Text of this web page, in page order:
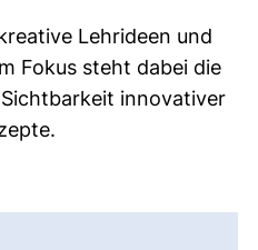
Link, öffnet neues
Lehrideen und
Fokus steht dabei die
innovativer